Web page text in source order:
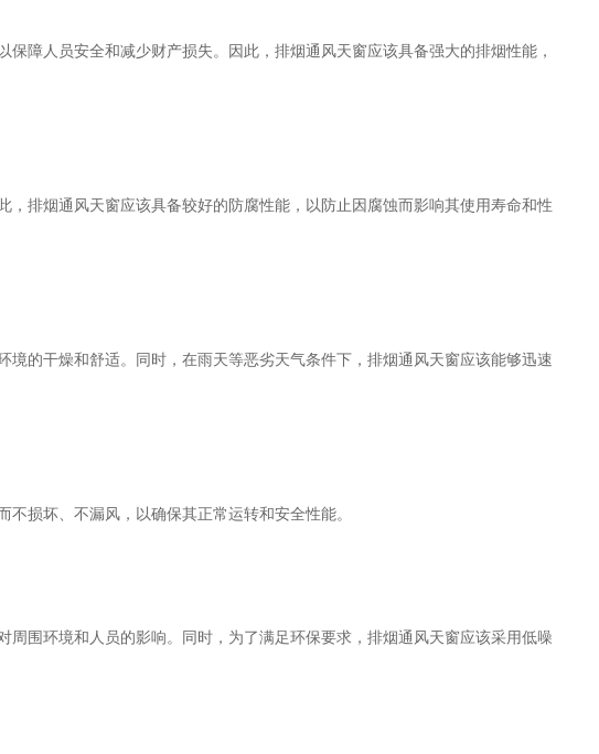
障人员安全和减少财产损失。因此，排烟通风天窗应该具备强大的排烟性能，
排烟通风天窗应该具备较好的防腐性能，以防止因腐蚀而影响其使用寿命和性
的干燥和舒适。同时，在雨天等恶劣天气条件下，排烟通风天窗应该能够迅速
损坏、不漏风，以确保其正常运转和安全性能。
围环境和人员的影响。同时，为了满足环保要求，排烟通风天窗应该采用低噪